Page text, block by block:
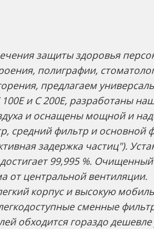
защиты здоровья
полиграфии,
предлагаем
и С 200Е, разработаны
и оснащены мощной и
средний фильтр и основной
задержка частиц").
99,995 %. Очищенный
от центральной вентиляции.
корпус и высокую
сменные
обходится гораздо